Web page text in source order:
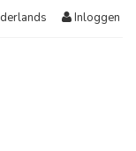
Inloggen